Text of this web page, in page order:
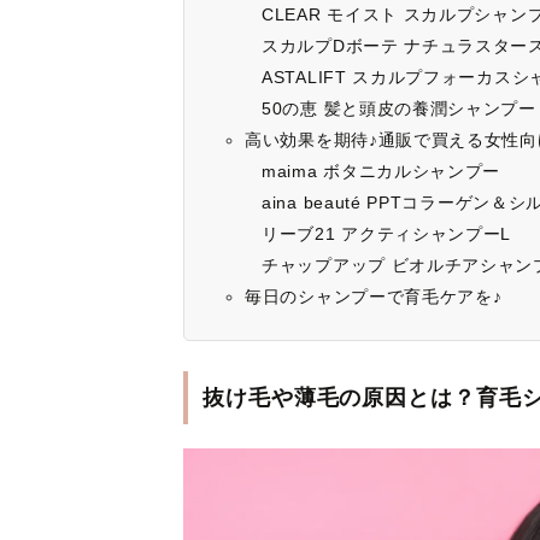
CLEAR モイスト スカルプシャン
スカルプDボーテ ナチュラスター
ASTALIFT スカルプフォーカスシ
50の恵 髪と頭皮の養潤シャンプー
高い効果を期待♪通販で買える女性
maima ボタニカルシャンプー
aina beauté PPTコラーゲン＆シ
リーブ21 アクティシャンプーL
チャップアップ ビオルチアシャン
毎日のシャンプーで育毛ケアを♪
抜け毛や薄毛の原因とは？育毛